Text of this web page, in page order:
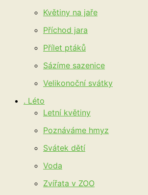
Květiny na jaře
Příchod jara
Přílet ptáků
Sázíme sazenice
Velikonoční svátky
. Léto
Letní květiny
Poznáváme hmyz
Svátek dětí
Voda
Zvířata v ZOO